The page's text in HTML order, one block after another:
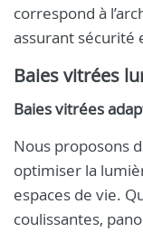
correspond à
assurant sécurité
Baies vitrées
Baies vitrées
Nous proposons
optimiser la
espaces de vie.
coulissantes,